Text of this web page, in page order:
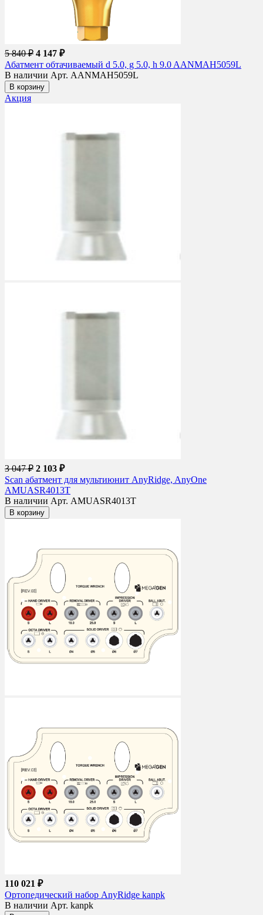
5 840 ₽ 4 147 ₽
Абатмент обтачиваемый d 5.0, g 5.0, h 9.0 AANMAH5059L
В наличии Арт. AANMAH5059L
В корзину
Акция
3 047 ₽ 2 103 ₽
Scan абатмент для мультиюнит AnyRidge, AnyOne
AMUASR4013T
В наличии Арт. AMUASR4013T
В корзину
110 021 ₽
Ортопедический набор AnyRidge kanpk
В наличии Арт. kanpk